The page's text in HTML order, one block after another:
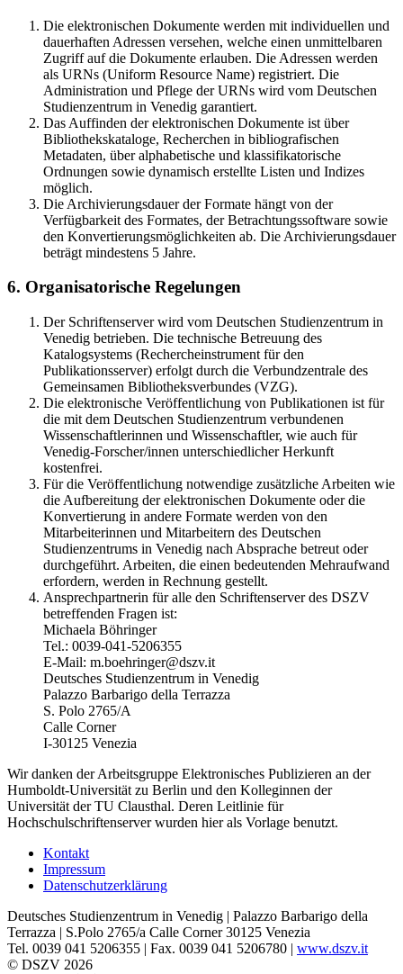
Die elektronischen Dokumente werden mit individuellen und
dauerhaften Adressen versehen, welche einen unmittelbaren
Zugriff auf die Dokumente erlauben. Die Adressen werden
als URNs (Uniform Resource Name) registriert. Die
Administration und Pflege der URNs wird vom Deutschen
Studienzentrum in Venedig garantiert.
Das Auffinden der elektronischen Dokumente ist über
Bibliothekskataloge, Recherchen in bibliografischen
Metadaten, über alphabetische und klassifikatorische
Ordnungen sowie dynamisch erstellte Listen und Indizes
möglich.
Die Archivierungsdauer der Formate hängt von der
Verfügbarkeit des Formates, der Betrachtungssoftware sowie
den Konvertierungsmöglichkeiten ab. Die Archivierungsdauer
beträgt mindestens 5 Jahre.
6. Organisatorische Regelungen
Der Schriftenserver wird vom Deutschen Studienzentrum in
Venedig betrieben. Die technische Betreuung des
Katalogsystems (Rechercheinstrument für den
Publikationsserver) erfolgt durch die Verbundzentrale des
Gemeinsamen Bibliotheksverbundes (VZG).
Die elektronische Veröffentlichung von Publikationen ist für
die mit dem Deutschen Studienzentrum verbundenen
Wissenschaftlerinnen und Wissenschaftler, wie auch für
Venedig-Forscher/innen unterschiedlicher Herkunft
kostenfrei.
Für die Veröffentlichung notwendige zusätzliche Arbeiten wie
die Aufbereitung der elektronischen Dokumente oder die
Konvertierung in andere Formate werden von den
Mitarbeiterinnen und Mitarbeitern des Deutschen
Studienzentrums in Venedig nach Absprache betreut oder
durchgeführt. Arbeiten, die einen bedeutenden Mehraufwand
erfordern, werden in Rechnung gestellt.
Ansprechpartnerin für alle den Schriftenserver des DSZV
betreffenden Fragen ist:
Michaela Böhringer
Tel.: 0039-041-5206355
E-Mail: m.boehringer@dszv.it
Deutsches Studienzentrum in Venedig
Palazzo Barbarigo della Terrazza
S. Polo 2765/A
Calle Corner
I-30125 Venezia
Wir danken der Arbeitsgruppe Elektronisches Publizieren an der
Humboldt-Universität zu Berlin und den Kolleginnen der
Universität der TU Clausthal. Deren Leitlinie für
Hochschulschriftenserver wurden hier als Vorlage benutzt.
Kontakt
Impressum
Datenschutzerklärung
Deutsches Studienzentrum in Venedig | Palazzo Barbarigo della
Terrazza | S.Polo 2765/a Calle Corner 30125 Venezia
Tel. 0039 041 5206355 | Fax. 0039 041 5206780 | www.dszv.it
© DSZV 2026